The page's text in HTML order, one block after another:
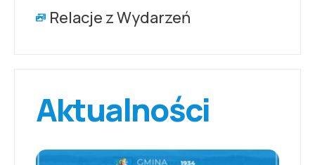
Relacje z Wydarzeń
Aktualności